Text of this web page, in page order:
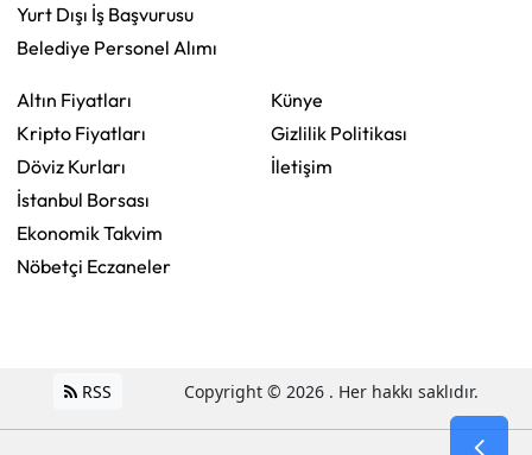
Yurt Dışı İş Başvurusu
Belediye Personel Alımı
Altın Fiyatları
Kripto Fiyatları
Döviz Kurları
İstanbul Borsası
Ekonomik Takvim
Nöbetçi Eczaneler
Künye
Gizlilik Politikası
İletişim
RSS Copyright © 2026 . Her hakkı saklıdır.